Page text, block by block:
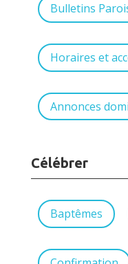
Bulletins
Horaires et
Annonces
Célébrer
Baptêmes